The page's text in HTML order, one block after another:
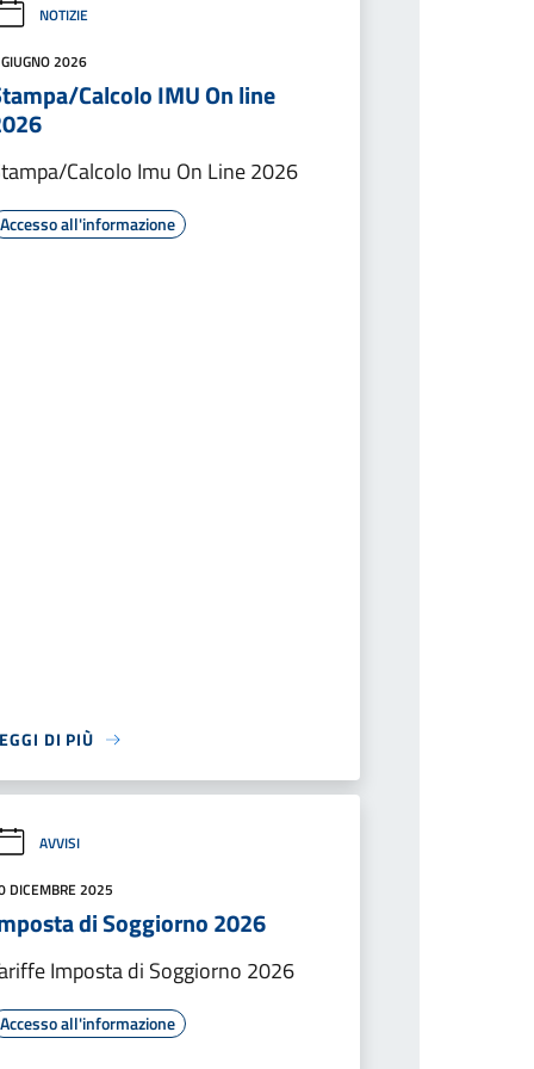
NOTIZIE
2026
Calcolo IMU On line
Calcolo Imu On Line 2026
Accesso all'informazione
DI PIÙ
AVVISI
DICEMBRE 2025
di Soggiorno 2026
Imposta di Soggiorno 2026
Accesso all'informazione